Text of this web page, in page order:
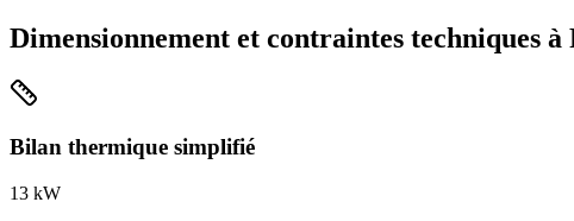
Dimensionnement et contraintes techniques à
Bilan thermique simplifié
13 kW